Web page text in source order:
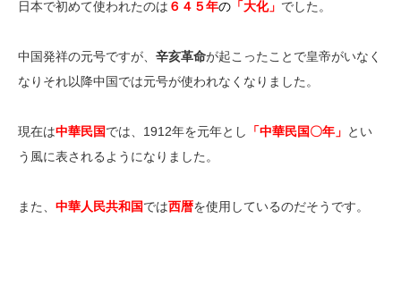
日本で初めて使われたのは ６４５年の 「大化」 でした。
中国発祥の元号ですが、 辛亥革命が起こったことで皇帝がいなく
なりそれ以降中国では元号が使われなくなりました。
現在は中華民国では、1912年を元年とし 「中華民国〇年」 とい
う風に表されるようになりました。
また、 中華人民共和国では西暦を使用しているのだそうです。